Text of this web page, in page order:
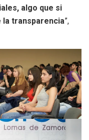
algo que si
transparencia”,